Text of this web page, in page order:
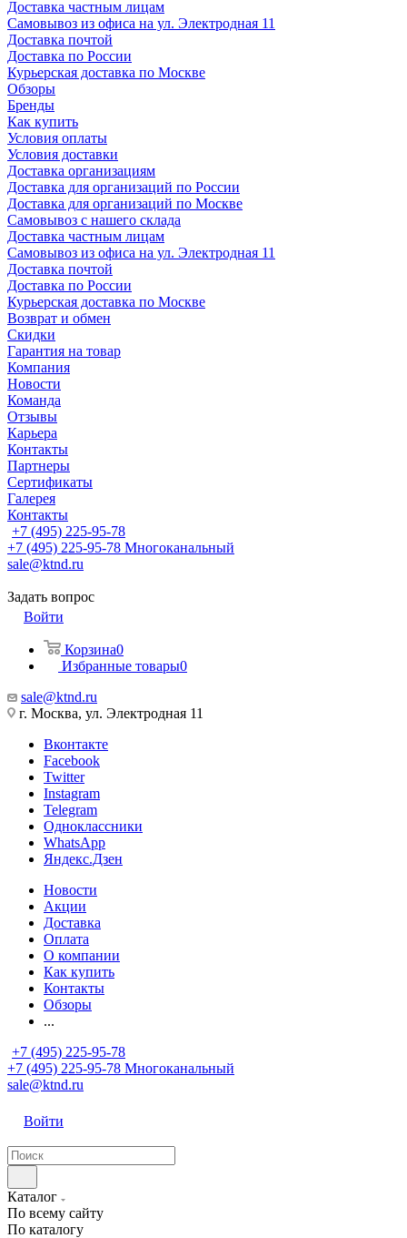
Доставка частным лицам
Самовывоз из офиса на ул. Электродная 11
Доставка почтой
Доставка по России
Курьерская доставка по Москве
Обзоры
Бренды
Как купить
Условия оплаты
Условия доставки
Доставка организациям
Доставка для организаций по России
Доставка для организаций по Москве
Самовывоз с нашего склада
Доставка частным лицам
Самовывоз из офиса на ул. Электродная 11
Доставка почтой
Доставка по России
Курьерская доставка по Москве
Возврат и обмен
Скидки
Гарантия на товар
Компания
Новости
Команда
Отзывы
Карьера
Контакты
Партнеры
Сертификаты
Галерея
Контакты
+7 (495) 225-95-78
+7 (495) 225-95-78 Многоканальный
sale@ktnd.ru
Задать вопрос
Войти
Корзина0
Избранные товары0
sale@ktnd.ru
г. Москва, ул. Электродная 11
Вконтакте
Facebook
Twitter
Instagram
Telegram
Одноклассники
WhatsApp
Яндекс.Дзен
Новости
Акции
Доставка
Оплата
О компании
Как купить
Контакты
Обзоры
...
+7 (495) 225-95-78
+7 (495) 225-95-78 Многоканальный
sale@ktnd.ru
Войти
Каталог
По всему сайту
По каталогу